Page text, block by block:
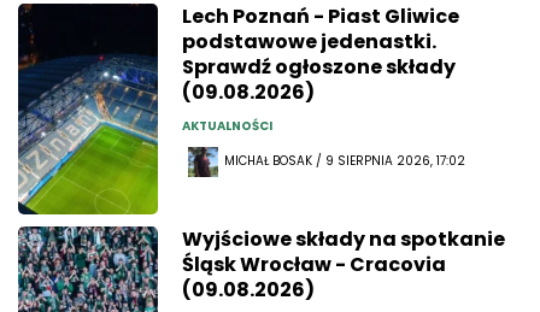
Lech Poznań - Piast Gliwice
podstawowe jedenastki.
Sprawdź ogłoszone składy
(09.08.2026)
AKTUALNOŚCI
MICHAŁ BOSAK / 9 SIERPNIA 2026, 17:02
Wyjściowe składy na spotkanie
Śląsk Wrocław - Cracovia
(09.08.2026)